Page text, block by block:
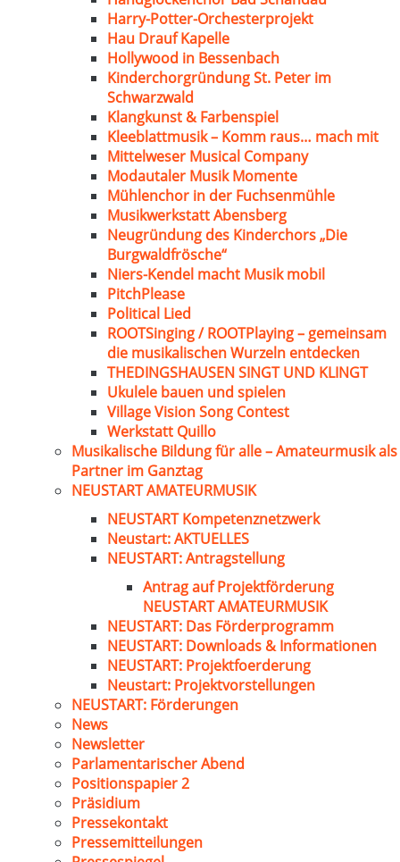
Harry-Potter-Orchesterprojekt
Hau Drauf Kapelle
Hollywood in Bessenbach
Kinderchorgründung St. Peter im
Schwarzwald
Klangkunst & Farbenspiel
Kleeblattmusik – Komm raus… mach mit
Mittelweser Musical Company
Modautaler Musik Momente
Mühlenchor in der Fuchsenmühle
Musikwerkstatt Abensberg
Neugründung des Kinderchors „Die
Burgwaldfrösche“
Niers-Kendel macht Musik mobil
PitchPlease
Political Lied
ROOTSinging / ROOTPlaying – gemeinsam
die musikalischen Wurzeln entdecken
THEDINGSHAUSEN SINGT UND KLINGT
Ukulele bauen und spielen
Village Vision Song Contest
Werkstatt Quillo
Musikalische Bildung für alle – Amateurmusik als
Partner im Ganztag
NEUSTART AMATEURMUSIK
NEUSTART Kompetenznetzwerk
Neustart: AKTUELLES
NEUSTART: Antragstellung
Antrag auf Projektförderung
NEUSTART AMATEURMUSIK
NEUSTART: Das Förderprogramm
NEUSTART: Downloads & Informationen
NEUSTART: Projektfoerderung
Neustart: Projektvorstellungen
NEUSTART: Förderungen
News
Newsletter
Parlamentarischer Abend
Positionspapier 2
Präsidium
Pressekontakt
Pressemitteilungen